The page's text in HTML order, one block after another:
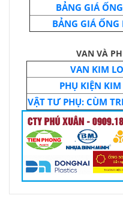
BẢNG GIÁ
BẢNG GIÁ
VAN VÀ
VAN KIM
PHỤ KIỆN
VẬT TƯ PHỤ: CÙM